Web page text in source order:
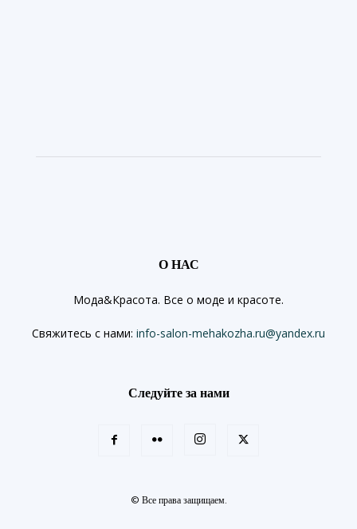
О НАС
Мода&Красота. Все о моде и красоте.
Свяжитесь с нами: info-salon-mehakozha.ru@yandex.ru
Следуйте за нами
© Все права защищаем.